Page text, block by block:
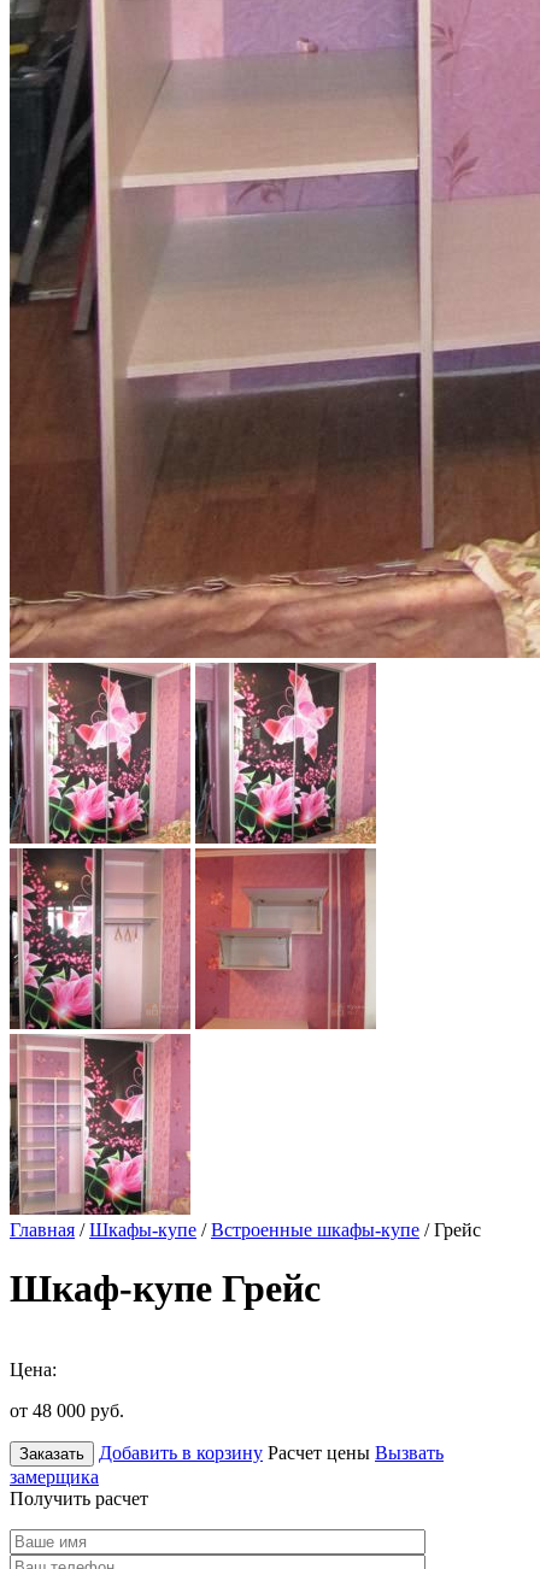
Главная /Шкафы-купе /Встроенные шкафы-купе / Грейс
Шкаф-купе Грейс
Цена:
от 48 000 руб.
Заказать Добавить в корзину Расчет цены Вызвать
замерщика
Получить расчет